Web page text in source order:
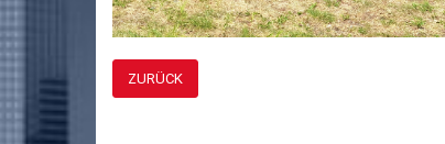
ZURÜCK